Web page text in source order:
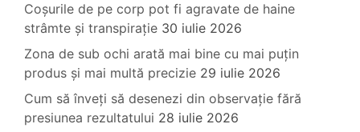
Coșurile de pe corp pot fi agravate de haine
strâmte și transpirație 30 iulie 2026
Zona de sub ochi arată mai bine cu mai puțin
produs și mai multă precizie 29 iulie 2026
Cum să înveți să desenezi din observație fără
presiunea rezultatului 28 iulie 2026